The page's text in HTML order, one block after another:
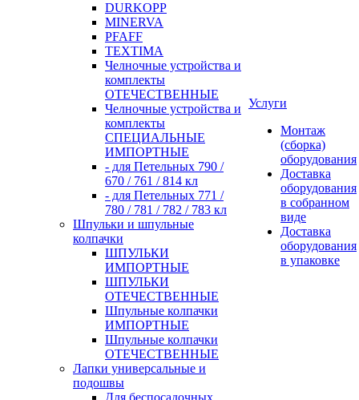
DURKOPP
MINERVA
PFAFF
TEXTIMA
Челночные устройства и
комплекты
ОТЕЧЕСТВЕННЫЕ
Челночные устройства и
комплекты
СПЕЦИАЛЬНЫЕ
ИМПОРТНЫЕ
- для Петельных 790 /
670 / 761 / 814 кл
- для Петельных 771 /
780 / 781 / 782 / 783 кл
Шпульки и шпульные
колпачки
ШПУЛЬКИ
ИМПОРТНЫЕ
ШПУЛЬКИ
ОТЕЧЕСТВЕННЫЕ
Шпульные колпачки
ИМПОРТНЫЕ
Шпульные колпачки
ОТЕЧЕСТВЕННЫЕ
Лапки универсальные и
подошвы
Для беспосадочных
Услуги
Монтаж
(сборка)
оборудования
Доставка
оборудования
в собранном
виде
Доставка
оборудования
в упаковке